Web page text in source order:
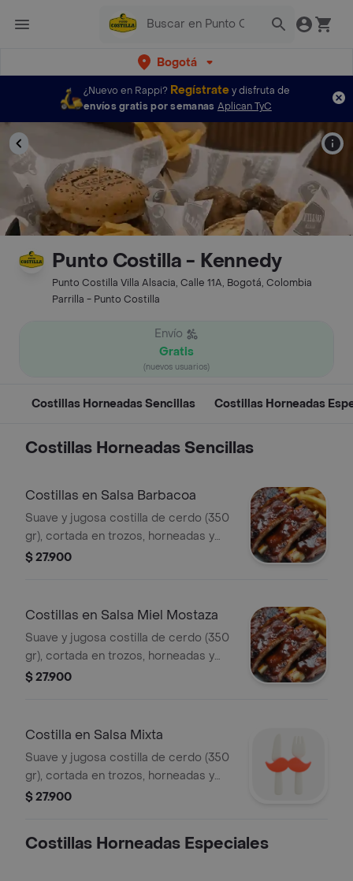
Bogotá
¿Nuevo en Rappi? Regístratey disfruta de
envíos gratis por semanas Aplican TyC
Punto Costilla - Kennedy
Punto Costilla Villa Alsacia, Calle 11A, Bogotá, Colombia
Parrilla - Punto Costilla
Envío
Gratis
(nuevos usuarios)
Costillas Horneadas Sencillas Costillas Horneadas
Costillas Horneadas Sencillas
Costillas en Salsa Barbacoa
Suave y jugosa costilla de cerdo (350
gr), cortada en trozos, horneadas y
bañadas en salsa barbacoa,
$ 27.900
Costillas en Salsa Miel Mostaza
Suave y jugosa costilla de cerdo (350
gr), cortada en trozos, horneadas y
bañadas en tu salsa miel mostaza,
$ 27.900
Costilla en Salsa Mixta
Suave y jugosa costilla de cerdo (350
gr), cortada en trozos, horneadas y
bañadas en salsa miel mostaza y
$ 27.900
Costillas Horneadas Especiales